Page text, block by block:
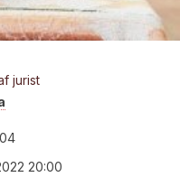
jurist
20:00